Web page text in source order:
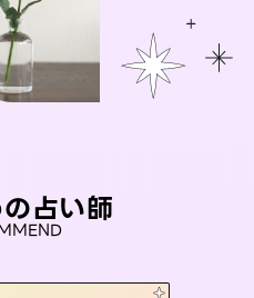
占い師